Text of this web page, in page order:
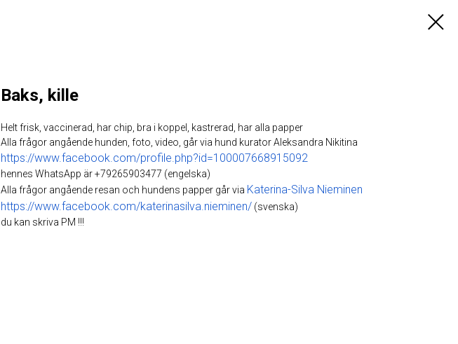
Baks, kille
Helt frisk, vaccinerad, har chip, bra i koppel, kastrerad, har alla papper
Alla frågor angående hunden, foto, video, går via hund kurator Aleksandra Nikitina
https://www.facebook.com/profile.php?id=100007668915092
hennes WhatsApp är +79265903477 (engelska)
Alla frågor angående resan och hundens papper går via Katerina-Silva Nieminen
https://www.facebook.com/katerinasilva.nieminen/ (svenska)
du kan skriva PM !!!